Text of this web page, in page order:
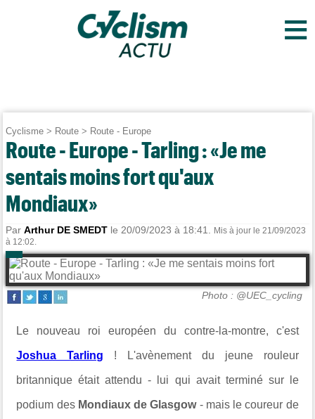
≡
Cyclisme > Route > Route - Europe
Route - Europe - Tarling : «Je me
sentais moins fort qu'aux
Mondiaux»
ParArthur DE SMEDT le 20/09/2023 à 18:41.
Mis à jour le 21/09/2023
à 12:02.
Photo : @UEC_cycling
Le nouveau roi européen du contre-la-montre, c'est
Joshua Tarling ! L'avènement du jeune rouleur
britannique était attendu - lui qui avait terminé sur le
podium des Mondiaux de Glasgow- mais lecoureur de